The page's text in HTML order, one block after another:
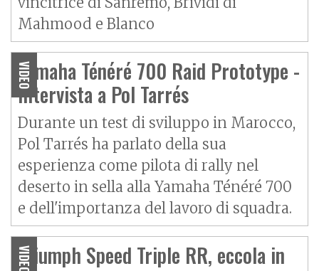
Mahmood e Blanco
VIDEO
Yamaha Ténéré 700 Raid Prototype -
Intervista a Pol Tarrés
Durante un test di sviluppo in Marocco,
Pol Tarrés ha parlato della sua
esperienza come pilota di rally nel
deserto in sella alla Yamaha Ténéré 700
e dell'importanza del lavoro di squadra.
VIDEO
Triumph Speed Triple RR, eccola in